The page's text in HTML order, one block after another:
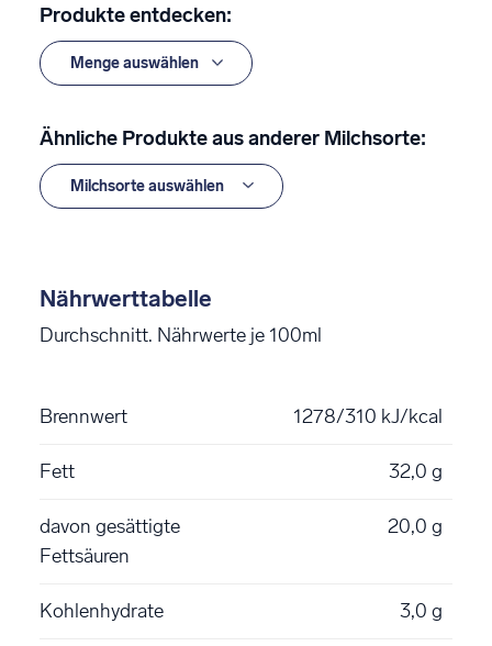
Produkte entdecken:
Ähnliche Produkte aus anderer Milchsorte:
Nährwerttabelle
Durchschnitt. Nährwerte je 100ml
Brennwert 1278/310 kJ/kcal
Fett 32,0 g
davon gesättigte
Fettsäuren
20,0 g
Kohlenhydrate 3,0 g